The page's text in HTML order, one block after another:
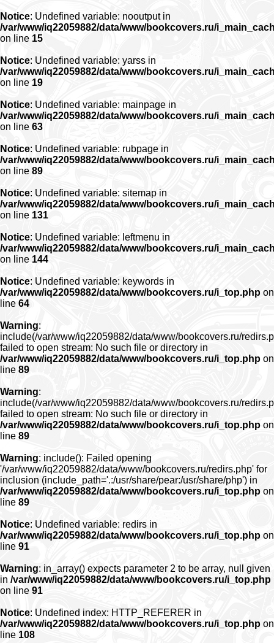
Notice: Undefined variable: nooutput in
/var/www/iq22059882/data/www/bookcovers.ru/
on line 15
Notice: Undefined variable: yarss in
/var/www/iq22059882/data/www/bookcovers.ru/
on line 19
Notice: Undefined variable: mainpage in
/var/www/iq22059882/data/www/bookcovers.ru/
on line 63
Notice: Undefined variable: rubpage in
/var/www/iq22059882/data/www/bookcovers.ru/
on line 89
Notice: Undefined variable: sitemap in
/var/www/iq22059882/data/www/bookcovers.ru/
on line 131
Notice: Undefined variable: leftmenu in
/var/www/iq22059882/data/www/bookcovers.ru/
on line 144
Notice: Undefined variable: keywords in
/var/www/iq22059882/data/www/bookcovers.ru/i_top.php on
line 64
Warning:
include(/var/www/iq22059882/data/www/bookcovers.ru/
failed to open stream: No such file or directory in
/var/www/iq22059882/data/www/bookcovers.ru/i_top.php on
line 89
Warning:
include(/var/www/iq22059882/data/www/bookcovers.ru/
failed to open stream: No such file or directory in
/var/www/iq22059882/data/www/bookcovers.ru/i_top.php on
line 89
Warning: include(): Failed opening
'/var/www/iq22059882/data/www/bookcovers.ru/redirs.php' for
inclusion (include_path='.:/usr/share/pear:/usr/share/php') in
/var/www/iq22059882/data/www/bookcovers.ru/i_top.php on
line 89
Notice: Undefined variable: redirs in
/var/www/iq22059882/data/www/bookcovers.ru/i_top.php on
line 91
Warning: in_array() expects parameter 2 to be array, null given
in /var/www/iq22059882/data/www/bookcovers.ru/i_top.php
on line 91
Notice: Undefined index: HTTP_REFERER in
/var/www/iq22059882/data/www/bookcovers.ru/i_top.php on
line 108